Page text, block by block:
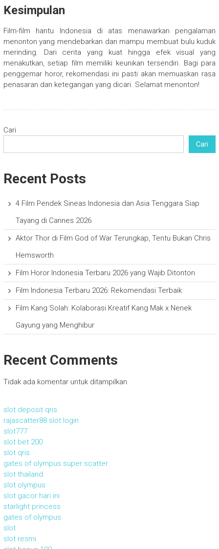
Kesimpulan
Film-film hantu Indonesia di atas menawarkan pengalaman
menonton yang mendebarkan dan mampu membuat bulu kuduk
merinding. Dari cerita yang kuat hingga efek visual yang
menakutkan, setiap film memiliki keunikan tersendiri. Bagi para
penggemar horor, rekomendasi ini pasti akan memuaskan rasa
penasaran dan ketegangan yang dicari. Selamat menonton!
Cari
Cari
Recent Posts
4 Film Pendek Sineas Indonesia dan Asia Tenggara Siap
Tayang di Cannes 2026
Aktor Thor di Film God of War Terungkap, Tentu Bukan Chris
Hemsworth
Film Horor Indonesia Terbaru 2026 yang Wajib Ditonton
Film Indonesia Terbaru 2026: Rekomendasi Terbaik
Film Kang Solah: Kolaborasi Kreatif Kang Mak x Nenek
Gayung yang Menghibur
Recent Comments
Tidak ada komentar untuk ditampilkan.
slot deposit qris
rajascatter88 slot login
slot777
slot bet 200
slot qris
gates of olympus super scatter
slot thailand
slot olympus
slot gacor hari ini
starlight princess
gates of olympus
slot
slot resmi